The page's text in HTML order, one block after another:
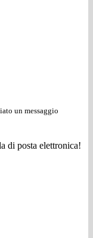
un messaggio
di posta elettronica!